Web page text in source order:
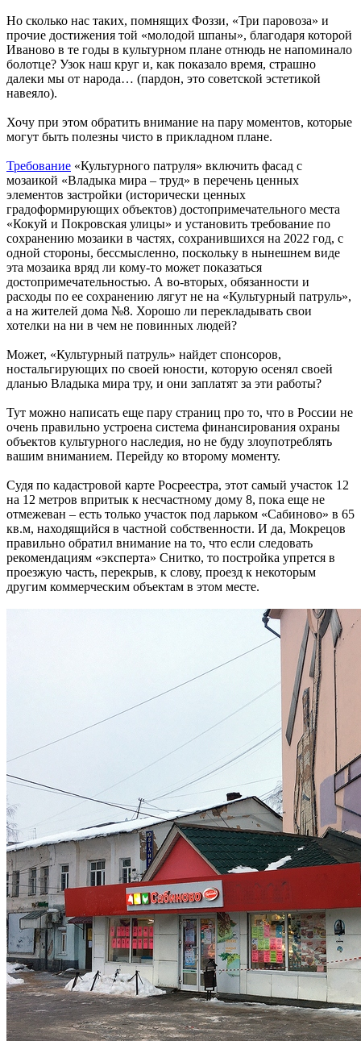
Но сколько нас таких, помнящих Фоззи, «Три паровоза» и
прочие достижения той «молодой шпаны», благодаря которой
Иваново в те годы в культурном плане отнюдь не напоминало
болотце? Узок наш круг и, как показало время, страшно
далеки мы от народа… (пардон, это советской эстетикой
навеяло).
Хочу при этом обратить внимание на пару моментов, которые
могут быть полезны чисто в прикладном плане.
Требование «Культурного патруля» включить фасад с
мозаикой «Владыка мира – труд» в перечень ценных
элементов застройки (исторически ценных
градоформирующих объектов) достопримечательного места
«Кокуй и Покровская улицы» и установить требование по
сохранению мозаики в частях, сохранившихся на 2022 год, с
одной стороны, бессмысленно, поскольку в нынешнем виде
эта мозаика вряд ли кому-то может показаться
достопримечательностью. А во-вторых, обязанности и
расходы по ее сохранению лягут не на «Культурный патруль»,
а на жителей дома №8. Хорошо ли перекладывать свои
хотелки на ни в чем не повинных людей?
Может, «Культурный патруль» найдет спонсоров,
ностальгирующих по своей юности, которую осенял своей
дланью Владыка мира тру, и они заплатят за эти работы?
Тут можно написать еще пару страниц про то, что в России не
очень правильно устроена система финансирования охраны
объектов культурного наследия, но не буду злоупотреблять
вашим вниманием. Перейду ко второму моменту.
Судя по кадастровой карте Росреестра, этот самый участок 12
на 12 метров впритык к несчастному дому 8, пока еще не
отмежеван – есть только участок под ларьком «Сабиново» в 65
кв.м, находящийся в частной собственности. И да, Мокрецов
правильно обратил внимание на то, что если следовать
рекомендациям «эксперта» Снитко, то постройка упрется в
проезжую часть, перекрыв, к слову, проезд к некоторым
другим коммерческим объектам в этом месте.